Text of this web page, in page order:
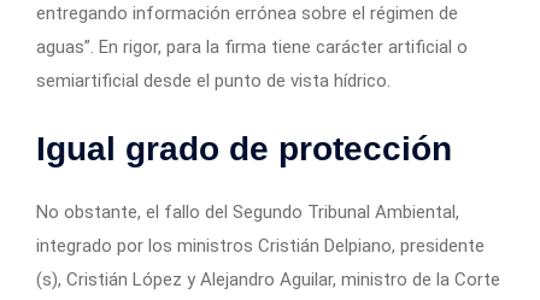
entregando información errónea sobre el régimen de
aguas”. En rigor, para la firma tiene carácter artificial o
semiartificial desde el punto de vista hídrico.
Igual grado de protección
No obstante, el fallo del Segundo Tribunal Ambiental,
integrado por los ministros Cristián Delpiano, presidente
(s), Cristián López y Alejandro Aguilar, ministro de la Corte